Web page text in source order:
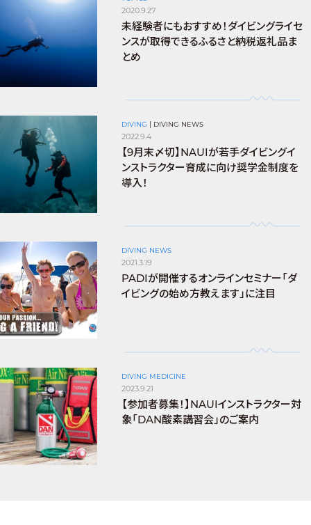
2020.9.27
未経験者にもおすすめ！ダイビングライセ
ンスが取得できるふるさと納税返礼品ま
とめ
DIVING | DIVING NEWS
2022.9.4
【9月末〆切】NAUIが若手ダイビングイ
ンストラクター育成に向け奨学金制度を
導入！
DIVING NEWS
2021.3.19
PADIが開催するオンラインセミナー「ダ
イビングの始め方教えます」に注目
DIVING MEDICINE
2023.9.21
【参加者募集！】NAUIインストラクター対
象「DAN酸素講習会」のご案内